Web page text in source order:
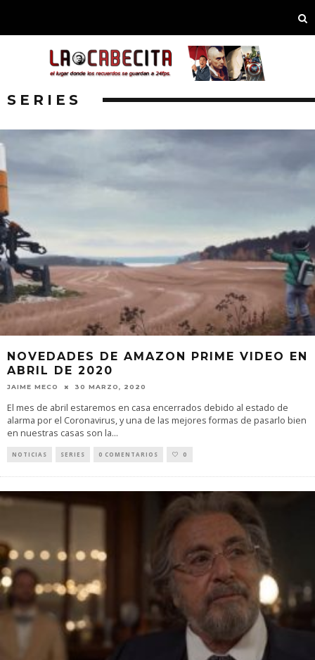
SERIES
NOVEDADES DE AMAZON PRIME VIDEO EN
ABRIL DE 2020
JAIME MECO 30 MARZO, 2020
El mes de abril estaremos en casa encerrados debido al estado de
alarma por el Coronavirus, y una de las mejores formas de pasarlo bien
en nuestras casas son la...
NOTICIAS SERIES 0 COMENTARIOS 0